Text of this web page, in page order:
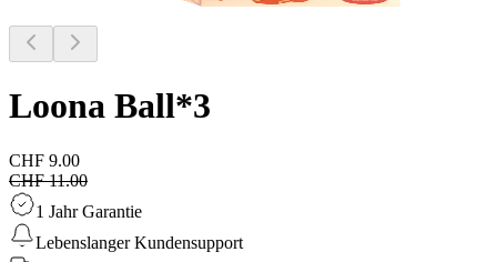
Loona Ball*3
CHF 9.00
CHF 11.00
1 Jahr Garantie
Lebenslanger Kundensupport